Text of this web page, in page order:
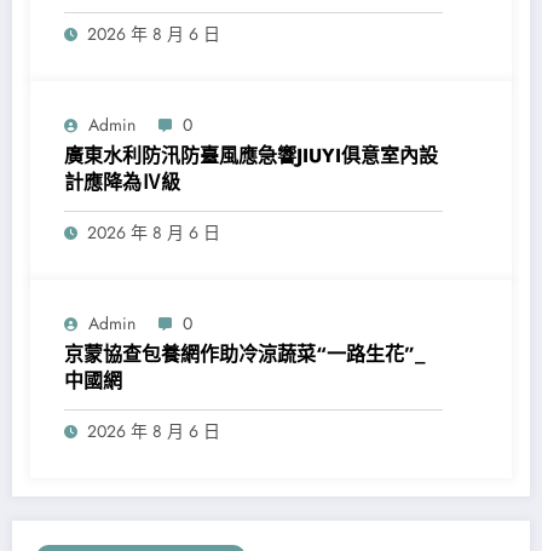
2026 年 8 月 6 日
Admin 0
廣東水利防汛防臺風應急響JIUYI俱意室內設
計應降為Ⅳ級
2026 年 8 月 6 日
Admin 0
京蒙協查包養網作助冷涼蔬菜“一路生花”_
中國網
2026 年 8 月 6 日